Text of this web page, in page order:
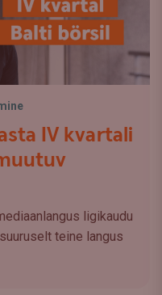
IV kvartali
ligikaudu
teine langus